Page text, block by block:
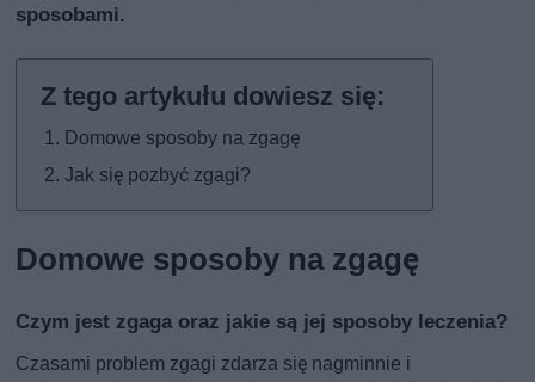
sposobami.
Domowe sposoby na zgagę
Jak się pozbyć zgagi?
Domowe sposoby na zgagę
Czym jest zgaga oraz jakie są jej sposoby leczenia?
Czasami problem zgagi zdarza się nagminnie i